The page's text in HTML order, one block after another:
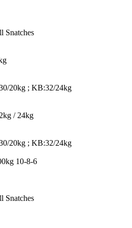
Snatches
20kg ; KB:32/24kg
/ 24kg
20kg ; KB:32/24kg
10-8-6
Snatches